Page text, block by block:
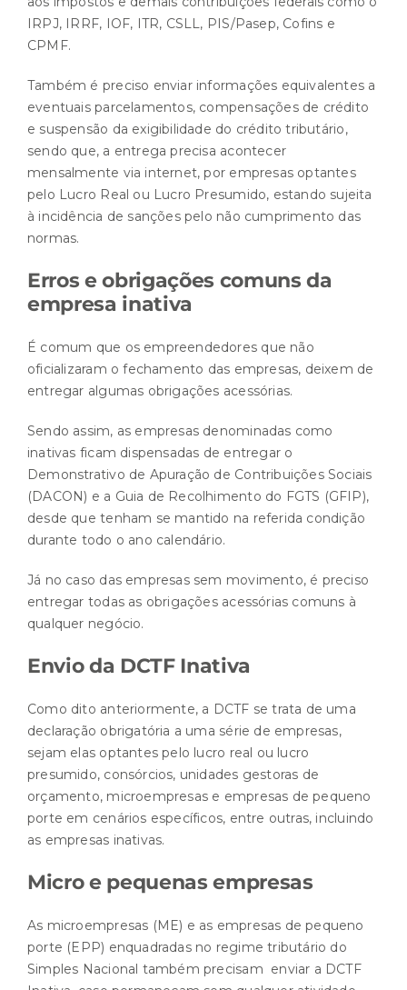
IRPJ, IRRF, IOF, ITR, CSLL, PIS/Pasep, Cofins e
CPMF.
Também é preciso enviar informações equivalentes a
eventuais parcelamentos, compensações de crédito
e suspensão da exigibilidade do crédito tributário,
sendo que, a entrega precisa acontecer
mensalmente via internet, por empresas optantes
pelo Lucro Real ou Lucro Presumido, estando sujeita
à incidência de sanções pelo não cumprimento das
normas.
Erros e obrigações comuns da
empresa inativa
É comum que os empreendedores que não
oficializaram o fechamento das empresas, deixem de
entregar algumas obrigações acessórias.
Sendo assim, as empresas denominadas como
inativas ficam dispensadas de entregar o
Demonstrativo de Apuração de Contribuições Sociais
(DACON) e a Guia de Recolhimento do FGTS (GFIP),
desde que tenham se mantido na referida condição
durante todo o ano calendário.
Já no caso das empresas sem movimento, é preciso
entregar todas as obrigações acessórias comuns à
qualquer negócio.
Envio da DCTF Inativa
Como dito anteriormente, a DCTF se trata de uma
declaração obrigatória a uma série de empresas,
sejam elas optantes pelo lucro real ou lucro
presumido, consórcios, unidades gestoras de
orçamento, microempresas e empresas de pequeno
porte em cenários específicos, entre outras, incluindo
as empresas inativas.
Micro e pequenas empresas
As microempresas (ME) e as empresas de pequeno
porte (EPP) enquadradas no regime tributário do
Simples Nacional também precisam enviar a DCTF